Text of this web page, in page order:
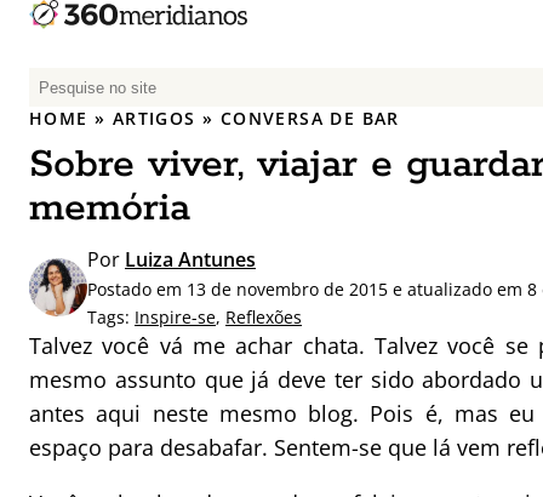
P
e
q
u
i
a
r
p
o
:
HOME » ARTIGOS » CONVERSA DE BAR
Sobre viver, viajar e
memória
Por Luiza Antunes
Postado em 13 de novembro de 2015 e atualizado em
Tags: Inspire-se, Reflexões
Talvez você vá me achar chata. Talvez você
mesmo assunto que já deve ter sido abordado
antes aqui neste mesmo blog. Pois é, mas
espaço para desabafar. Sentem-se que lá vem